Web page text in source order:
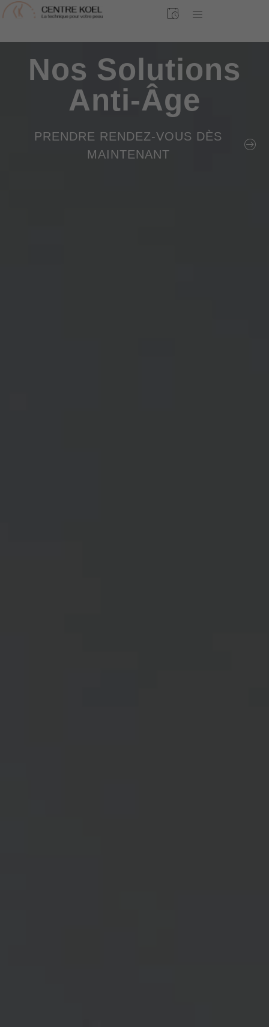
Nos Solutions
Anti-Âge
PRENDRE RENDEZ-VOUS DÈS
MAINTENANT